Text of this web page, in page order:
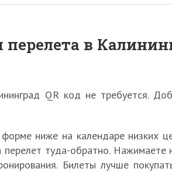
в
QR код не требуется.
ниже на календаре низких
туда-обратно. Нажимаете
Билеты лучше